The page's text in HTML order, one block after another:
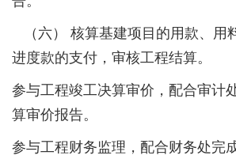
（六） 核算基建项目的用款、用
进度款的支付，审核工程结算。
参与工程竣工决算审价，配合审计
算审价报告。
参与工程财务监理，配合财务处完